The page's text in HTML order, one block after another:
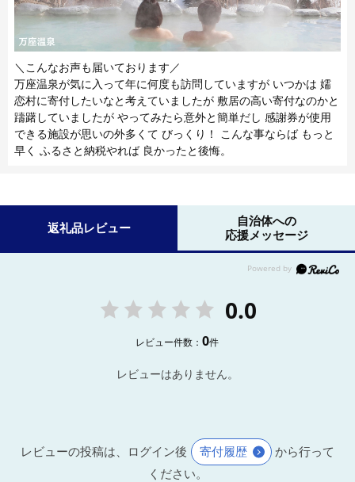
＼こんなお声も届いております／
万座温泉が気に入って年に何度も訪問していますが いつかは 嬬
恋村に寄付したいなと考えていましたが 敷居の高い寄付なのかと
躊躇していましたが やってみたら意外と簡単だし 感謝券が使用
できる施設が思いの外多くて びっくり！ こんな事ならば もっと
早く ふるさと納税やれば 良かったと後悔。
返礼品レビュー
自治体への
応援メッセージ
0.0
レビュー件数：0件
レビューはありません。
レビューの投稿は、ログイン後 寄付履歴
から行って
ください。